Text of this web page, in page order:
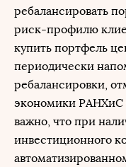
ребалансировать
риск-профилю
купить портфель
периодически
ребалансировки,
экономики РАНХиС
важно, что при
инвестиционного